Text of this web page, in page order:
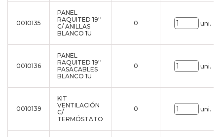
0010135
PANEL
RAQUITED 19''
C/ ANILLAS
BLANCO 1U
0 uni.
0010136
PANEL
RAQUITED 19''
PASACABLES
BLANCO 1U
0 uni.
0010139
KIT
VENTILACIÓN
C/
TERMÓSTATO
0 uni.